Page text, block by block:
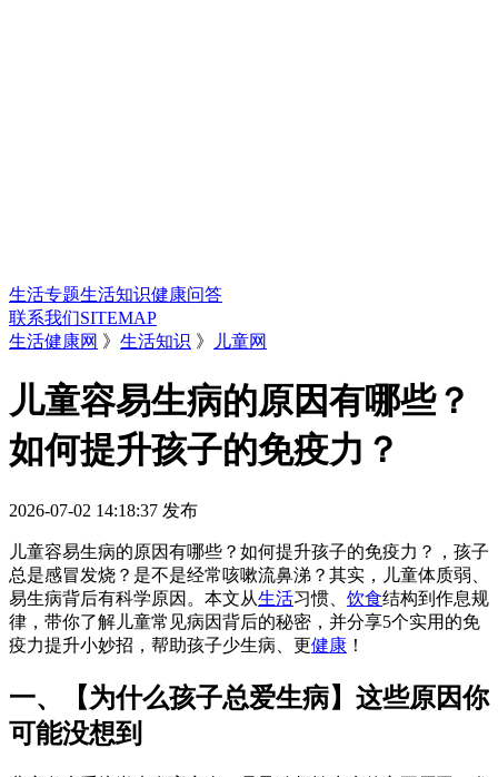
生活专题生活知识健康问答
联系我们SITEMAP
生活健康网 》 生活知识 》 儿童网
儿童容易生病的原因有哪些？
如何提升孩子的免疫力？
2026-07-02 14:18:37 发布
儿童容易生病的原因有哪些？如何提升孩子的免疫力？，孩子
总是感冒发烧？是不是经常咳嗽流鼻涕？其实，儿童体质弱、
易生病背后有科学原因。本文从生活习惯、 饮食结构到作息规
律，带你了解儿童常见病因背后的秘密，并分享5个实用的免
疫力提升小妙招，帮助孩子少生病、更健康 ！
一、【为什么孩子总爱生病】这些原因你
可能没想到